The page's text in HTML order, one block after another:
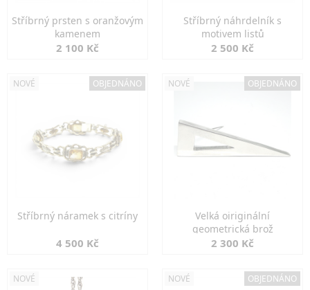
Stříbrný prsten s oranžovým
kamenem
2 100 Kč
Stříbrný náhrdelník s
motivem listů
2 500 Kč
NOVÉ OBJEDNÁNO
Stříbrný náramek s citríny
4 500 Kč
NOVÉ OBJEDNÁNO
Velká oiriginální
geometrická brož
2 300 Kč
NOVÉ NOVÉ OBJEDNÁNO